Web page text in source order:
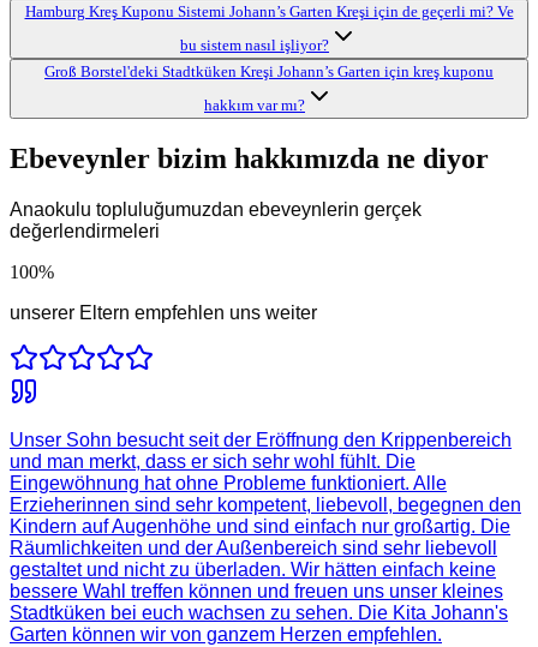
Hamburg Kreş Kuponu Sistemi Johann’s Garten Kreşi için de geçerli mi? Ve
bu sistem nasıl işliyor?
Groß Borstel'deki Stadtküken Kreşi Johann’s Garten için kreş kuponu
hakkım var mı?
Ebeveynler bizim hakkımızda ne diyor
Anaokulu topluluğumuzdan ebeveynlerin gerçek
değerlendirmeleri
100%
unserer Eltern empfehlen uns weiter
Unser Sohn besucht seit der Eröffnung den Krippenbereich
und man merkt, dass er sich sehr wohl fühlt. Die
Eingewöhnung hat ohne Probleme funktioniert. Alle
Erzieherinnen sind sehr kompetent, liebevoll, begegnen den
Kindern auf Augenhöhe und sind einfach nur großartig. Die
Räumlichkeiten und der Außenbereich sind sehr liebevoll
gestaltet und nicht zu überladen. Wir hätten einfach keine
bessere Wahl treffen können und freuen uns unser kleines
Stadtküken bei euch wachsen zu sehen. Die Kita Johann's
Garten können wir von ganzem Herzen empfehlen.